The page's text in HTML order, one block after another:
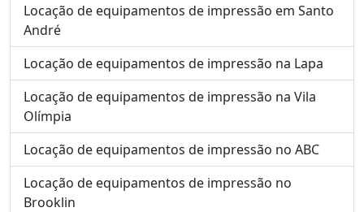
Locação de equipamentos de impressão em Santo
André
Locação de equipamentos de impressão na Lapa
Locação de equipamentos de impressão na Vila
Olímpia
Locação de equipamentos de impressão no ABC
Locação de equipamentos de impressão no
Brooklin